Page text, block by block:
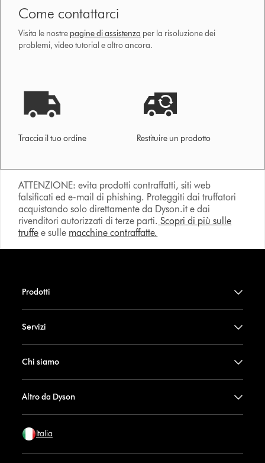
Come contattarci
Visita le nostre pagine di assistenza per la risoluzione dei
problemi, video tutorial e altro ancora.
Traccia il tuo ordine Restituire un prodotto
ATTENZIONE: evita prodotti contraffatti, siti web
falsificati ed e-mail di phishing. Proteggiti dai truffatori
acquistando solo direttamente da Dyson.it e dai
rivenditori autorizzati di terze parti. Scopri di più sulle
truffe e sulle macchine contraffatte.
Prodotti
Servizi
Chi siamo
Altro da Dyson
Italia